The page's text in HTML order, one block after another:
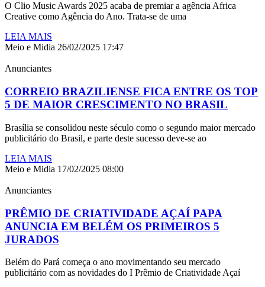
O Clio Music Awards 2025 acaba de premiar a agência Africa
Creative como Agência do Ano. Trata-se de uma
LEIA MAIS
Meio e Midia 26/02/2025 17:47
Anunciantes
CORREIO BRAZILIENSE FICA ENTRE OS TOP
5 DE MAIOR CRESCIMENTO NO BRASIL
Brasília se consolidou neste século como o segundo maior mercado
publicitário do Brasil, e parte deste sucesso deve-se ao
LEIA MAIS
Meio e Midia 17/02/2025 08:00
Anunciantes
PRÊMIO DE CRIATIVIDADE AÇAÍ PAPA
ANUNCIA EM BELÉM OS PRIMEIROS 5
JURADOS
Belém do Pará começa o ano movimentando seu mercado
publicitário com as novidades do I Prêmio de Criatividade Açaí